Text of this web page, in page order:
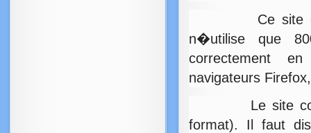
Ce site est
n�utilise que
correctement
navigateurs
Le site
format). Il faut